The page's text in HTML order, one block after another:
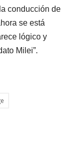
conducción de
se está
lógico y
Milei”.